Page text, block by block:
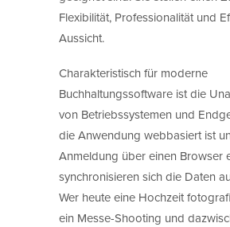
Flexibilität, Professionalität und
Aussicht.
Charakteristisch für moderne
Buchhaltungssoftware ist die
von Betriebssystemen und
die Anwendung webbasiert ist
Anmeldung über einen Browser
synchronisieren sich die Daten
Wer heute eine Hochzeit
ein Messe-Shooting und